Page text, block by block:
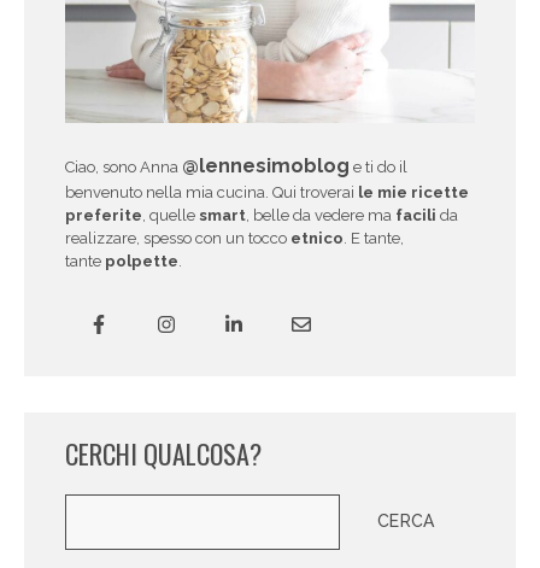
Ciao, sono Anna @lennesimoblog e ti do il
benvenuto nella mia cucina. Qui troverai le mie ricette
preferite, quelle smart, belle da vedere ma facili da
realizzare, spesso con un tocco etnico. E tante,
tante polpette.
CERCHI QUALCOSA?
CERCA